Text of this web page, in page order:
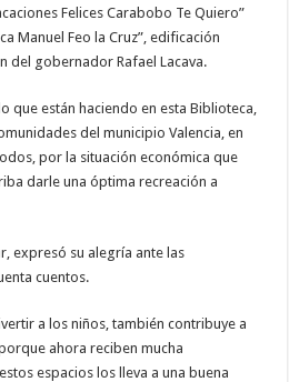
Felices Carabobo Te Quiero”
Manuel Feo la Cruz”, edificación
del gobernador Rafael Lacava.
que están haciendo en esta Biblioteca,
del municipio Valencia, en
por la situación económica que
darle una óptima recreación a
expresó su alegría ante las
cuentos.
a los niños, también contribuye a
ahora reciben mucha
espacios los lleva a una buena